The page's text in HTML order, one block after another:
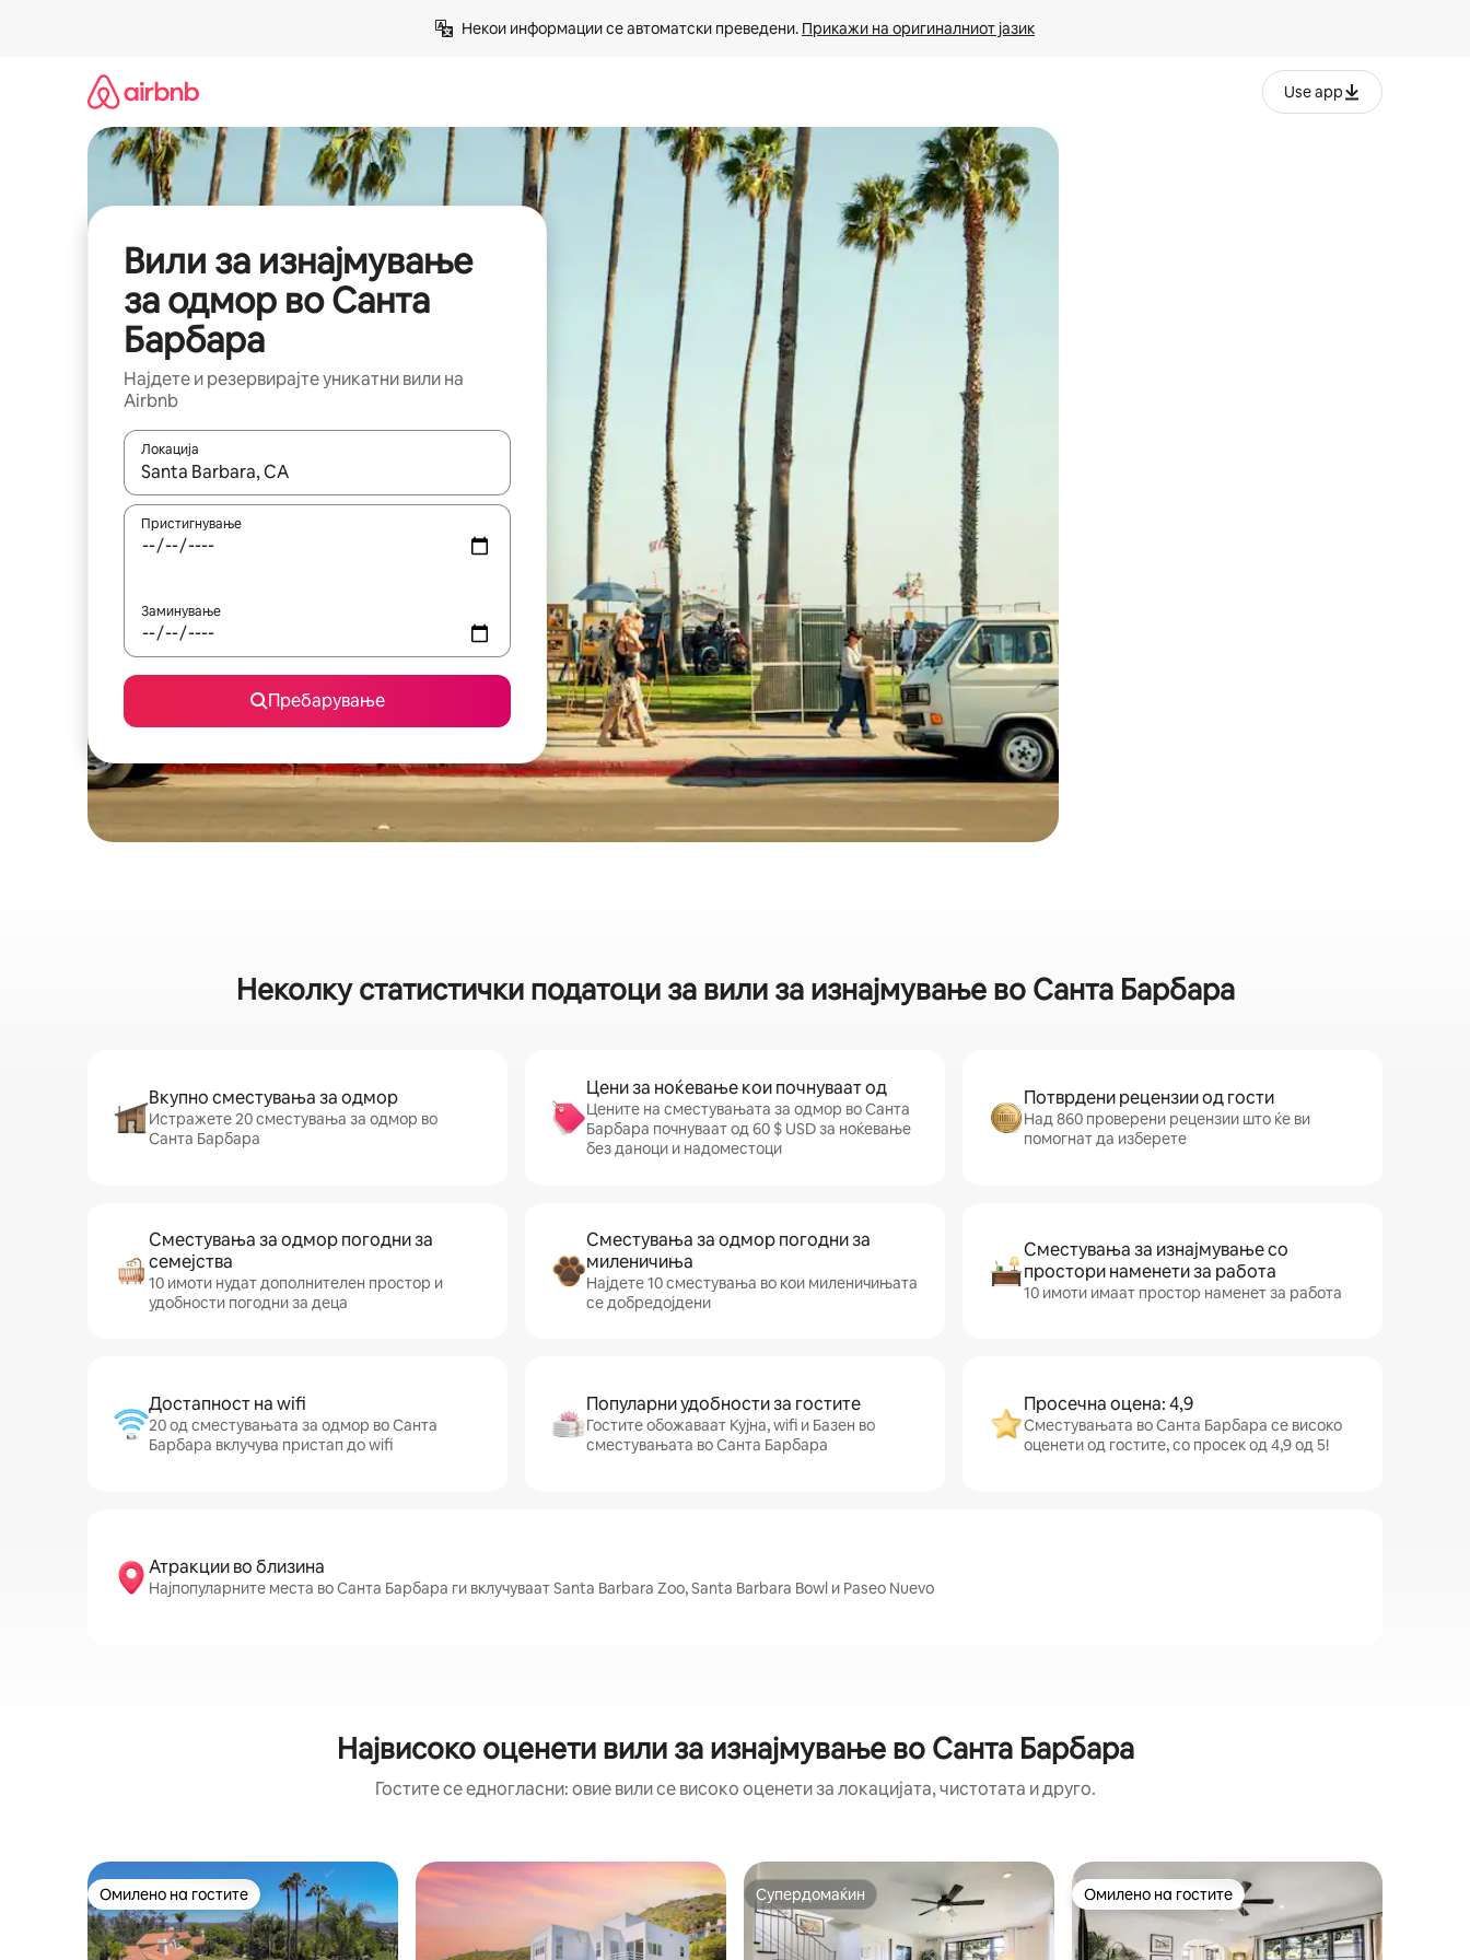
Некои информации се автоматски преведени. Прикажи на оригиналниот јазик
Use app
Вили за изнајмување
за одмор во Санта
Барбара
Најдете и резервирајте уникатни вили на
Airbnb
Локација
Кога резултатите се достапни, движете се со копчињата со стрелки нагоре и надолу или истражувајте со допирање или со лизгање.
Пристигнување
Заминување
Пребарување
Неколку статистички податоци за вили за изнајмување во Санта Барбара
Вкупно сместувања за одмор
Истражете 20 сместувања за одмор во
Санта Барбара
Цени за ноќевање кои почнуваат од
Цените на сместувањата за одмор во Санта
Барбара почнуваат од 60 $ USD за ноќевање
без даноци и надоместоци
Потврдени рецензии од гости
Над 860 проверени рецензии што ќе ви
помогнат да изберете
Сместувања за одмор погодни за
семејства
10 имоти нудат дополнителен простор и
удобности погодни за деца
Сместувања за одмор погодни за
миленичиња
Најдете 10 сместувања во кои миленичињата
се добредојдени
Сместувања за изнајмување со
простори наменети за работа
10 имоти имаат простор наменет за работа
Достапност на wifi
20 од сместувањата за одмор во Санта
Барбара вклучува пристап до wifi
Популарни удобности за гостите
Гостите обожаваат Кујна, wifi и Базен во
сместувањата во Санта Барбара
Просечна оцена: 4,9
Сместувањата во Санта Барбара се високо
оценети од гостите, со просек од 4,9 од 5!
Атракции во близина
Најпопуларните места во Санта Барбара ги вклучуваат Santa Barbara Zoo, Santa Barbara Bowl и Paseo Nuevo
Највисоко оценети вили за изнајмување во Санта Барбара
Гостите се едногласни: овие вили се високо оценети за локацијата, чистотата и друго.
Омилено на гостите
Омилено на гостите Супердомаќин
Супердомаќин Омилено на гостите
Омилено на гостите